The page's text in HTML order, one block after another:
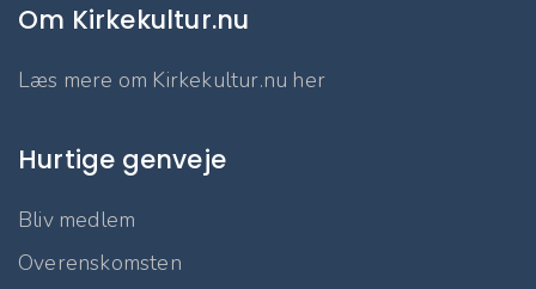
Om Kirkekultur.nu
Læs mere om Kirkekultur.nu her
Hurtige genveje
Bliv medlem
Overenskomsten